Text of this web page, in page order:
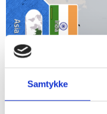
Samtykke